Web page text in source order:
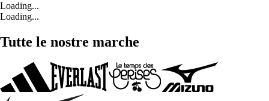
Loading...
Loading...
Tutte le nostre marche